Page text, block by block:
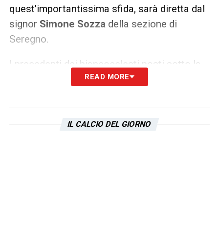
quest’importantissima sfida, sarà diretta dal
signor Simone Sozzadella sezione di
Seregno.
I precedenti dei biancocelesti posti sotto la
sua guida sono statisolo 6, terminati con
quanto riguarda i giallorossi invece sono
molte di più le partite dirette da lui,ben 12
READ MORE
IL CALCIO DEL GIORNO